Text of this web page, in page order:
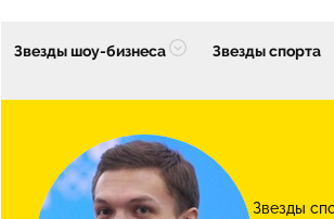
Звезды шоу-бизнеса Звезды спорта
Звезды